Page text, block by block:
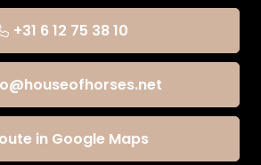
+31 6 12 75 38 10
in Google Maps